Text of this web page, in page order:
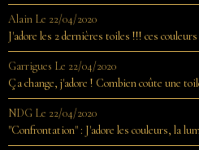
Alain Le 22/04/2020
J'adore les 2 dernières toiles !!! ces
Garrigues Le 22/04/2020
Ça change, j'adore ! Combien coûte une
NDG Le 22/04/2020
"Confrontation" : J'adore les couleurs, la